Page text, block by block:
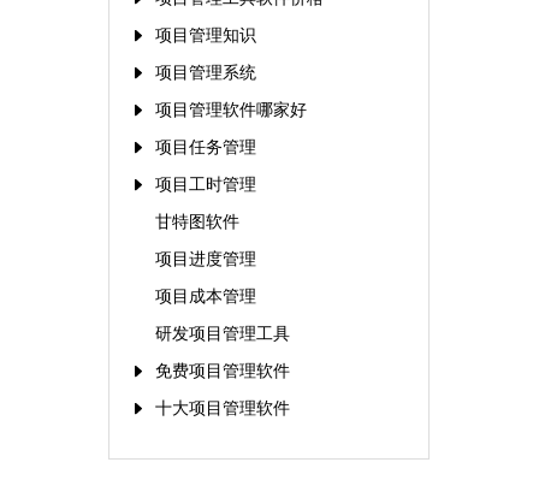
项目管理知识
项目管理系统
项目管理软件哪家好
项目任务管理
项目工时管理
甘特图软件
项目进度管理
项目成本管理
研发项目管理工具
免费项目管理软件
十大项目管理软件